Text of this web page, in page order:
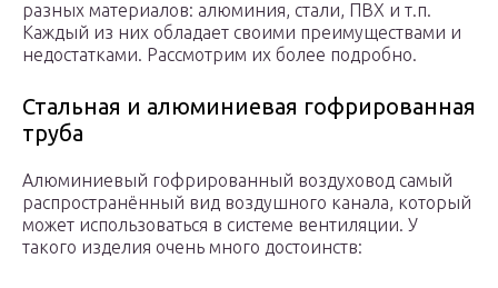
разных материалов: алюминия, стали, ПВХ и т.п.
Каждый из них обладает своими преимуществами и
недостатками. Рассмотрим их более подробно.
Стальная и алюминиевая гофрированная
труба
Алюминиевый гофрированный воздуховод самый
распространённый вид воздушного канала, который
может использоваться в системе вентиляции. У
такого изделия очень много достоинств: